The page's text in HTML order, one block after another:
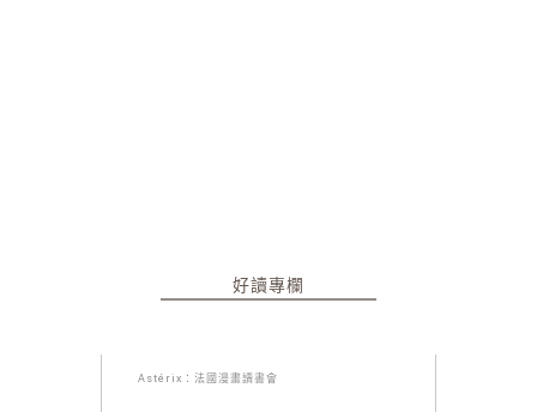
好讀專欄
Astérix：法國漫畫讀書會